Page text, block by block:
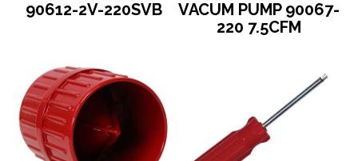
90612-2V-220SVB
VACUM PUMP 90067-
220 7.5CFM